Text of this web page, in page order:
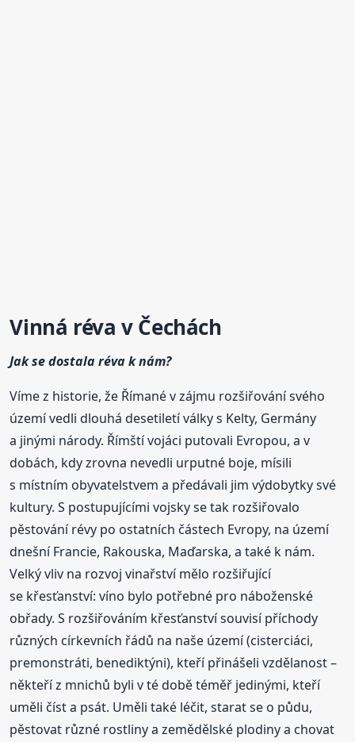
Vinná réva v Čechách
Jak se dostala réva k nám?
Víme z historie, že Římané v zájmu rozšiřování svého
území vedli dlouhá desetiletí války s Kelty, Germány
a jinými národy. Římští vojáci putovali Evropou, a v
dobách, kdy zrovna nevedli urputné boje, mísili
s místním obyvatelstvem a předávali jim výdobytky své
kultury. S postupujícími vojsky se tak rozšiřovalo
pěstování révy po ostatních částech Evropy, na území
dnešní Francie, Rakouska, Maďarska, a také k nám.
Velký vliv na rozvoj vinařství mělo rozšiřující
se křesťanství: víno bylo potřebné pro náboženské
obřady. S rozšiřováním křesťanství souvisí příchody
různých církevních řádů na naše území (cisterciáci,
premonstráti, benediktýni), kteří přinášeli vzdělanost –
někteří z mnichů byli v té době téměř jedinými, kteří
uměli číst a psát. Uměli také léčit, starat se o půdu,
pěstovat různé rostliny a zemědělské plodiny a chovat